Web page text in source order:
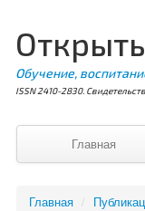
Обучение,
ISSN 2410-2830.
Главная
Главная /